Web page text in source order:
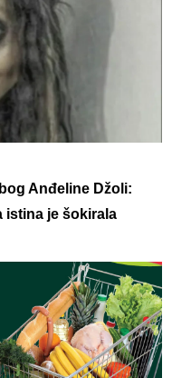
Anđeline Džoli:
istina je šokirala